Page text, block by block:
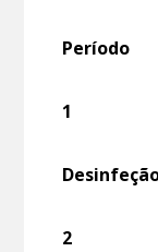
Período
1
2